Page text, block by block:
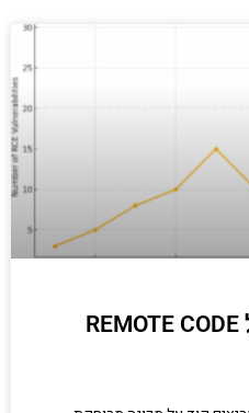
הסבר למתחילים על REMOTE CODE